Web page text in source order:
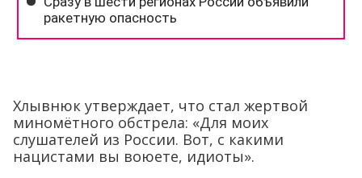
Хлывнюк утверждает, что стал жертвой
миномётного обстрела: «Для моих
слушателей из России. Вот, с какими
нацистами вы воюете, идиоты».